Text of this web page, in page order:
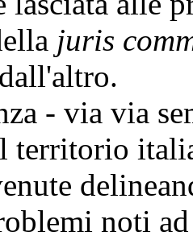
juris
- via via
territorio
noti